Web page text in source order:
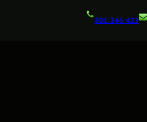
501 246 423